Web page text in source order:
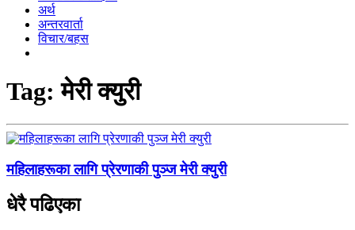
अर्थ
अन्तरवार्ता
विचार/बहस
Tag:मेरी क्युरी
महिलाहरूका लागि प्रेरणाकी पुञ्ज मेरी क्युरी
धेरै पढिएका